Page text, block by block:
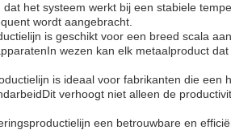
dat het systeem werkt bij een stabiele
wordt aangebracht.
is geschikt voor een breed scala
wezen kan elk metaalproduct
is ideaal voor fabrikanten die
verhoogt niet alleen de
een betrouwbare en